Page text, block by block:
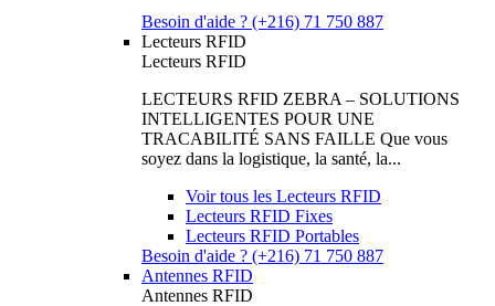
Besoin d'aide ? (+216) 71 750 887
Lecteurs RFID
Lecteurs RFID
LECTEURS RFID ZEBRA – SOLUTIONS
INTELLIGENTES POUR UNE
TRACABILITÉ SANS FAILLE Que vous
soyez dans la logistique, la santé, la...
Voir tous les Lecteurs RFID
Lecteurs RFID Fixes
Lecteurs RFID Portables
Besoin d'aide ? (+216) 71 750 887
Antennes RFID
Antennes RFID